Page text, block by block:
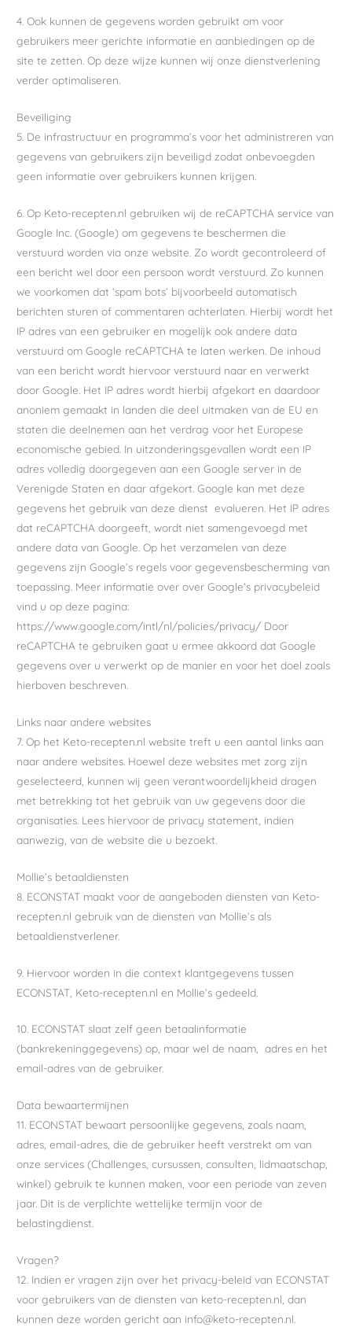
4. Ook kunnen de gegevens worden gebruikt om voor
gebruikers meer gerichte informatie en aanbiedingen op de
site te zetten. Op deze wijze kunnen wij onze dienstverlening
verder optimaliseren.
Beveiliging
5. De infrastructuur en programma’s voor het administreren van
gegevens van gebruikers zijn beveiligd zodat onbevoegden
geen informatie over gebruikers kunnen krijgen.
6. Op Keto-recepten.nl gebruiken wij de reCAPTCHA service van
Google Inc. (Google) om gegevens te beschermen die
verstuurd worden via onze website. Zo wordt gecontroleerd of
een bericht wel door een persoon wordt verstuurd. Zo kunnen
we voorkomen dat ‘spam bots’ bijvoorbeeld automatisch
berichten sturen of commentaren achterlaten. Hierbij wordt het
IP adres van een gebruiker en mogelijk ook andere data
verstuurd om Google reCAPTCHA te laten werken. De inhoud
van een bericht wordt hiervoor verstuurd naar en verwerkt
door Google. Het IP adres wordt hierbij afgekort en daardoor
anoniem gemaakt in landen die deel uitmaken van de EU en
staten die deelnemen aan het verdrag voor het Europese
economische gebied. In uitzonderingsgevallen wordt een IP
adres volledig doorgegeven aan een Google server in de
Verenigde Staten en daar afgekort. Google kan met deze
gegevens het gebruik van deze dienst evalueren. Het IP adres
dat reCAPTCHA doorgeeft, wordt niet samengevoegd met
andere data van Google. Op het verzamelen van deze
gegevens zijn Google’s regels voor gegevensbescherming van
toepassing. Meer informatie over over Google’s privacybeleid
vind u op deze pagina:
https://www.google.com/intl/nl/policies/privacy/ Door
reCAPTCHA te gebruiken gaat u ermee akkoord dat Google
gegevens over u verwerkt op de manier en voor het doel zoals
hierboven beschreven.
Links naar andere websites
7. Op het Keto-recepten.nl website treft u een aantal links aan
naar andere websites. Hoewel deze websites met zorg zijn
geselecteerd, kunnen wij geen verantwoordelijkheid dragen
met betrekking tot het gebruik van uw gegevens door die
organisaties. Lees hiervoor de privacy statement, indien
aanwezig, van de website die u bezoekt.
Mollie’s betaaldiensten
8. ECONSTAT maakt voor de aangeboden diensten van Keto-
recepten.nl gebruik van de diensten van Mollie’s als
betaaldienstverlener.
9. Hiervoor worden in die context klantgegevens tussen
ECONSTAT, Keto-recepten.nl en Mollie’s gedeeld.
10. ECONSTAT slaat zelf geen betaalinformatie
(bankrekeninggegevens) op, maar wel de naam, adres en het
email-adres van de gebruiker.
Data bewaartermijnen
11. ECONSTAT bewaart persoonlijke gegevens, zoals naam,
adres, email-adres, die de gebruiker heeft verstrekt om van
onze services (Challenges, cursussen, consulten, lidmaatschap,
winkel) gebruik te kunnen maken, voor een periode van zeven
jaar. Dit is de verplichte wettelijke termijn voor de
belastingdienst.
Vragen?
12. Indien er vragen zijn over het privacy-beleid van ECONSTAT
voor gebruikers van de diensten van keto-recepten.nl, dan
kunnen deze worden gericht aan info@keto-recepten.nl.